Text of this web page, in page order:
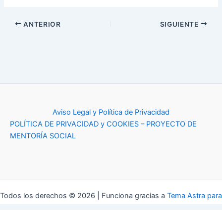
ANTERIOR SIGUIENTE
Aviso Legal y Política de Privacidad
POLÍTICA DE PRIVACIDAD y COOKIES – PROYECTO DE
MENTORÍA SOCIAL
Todos los derechos © 2026 | Funciona gracias a Tema Astra para